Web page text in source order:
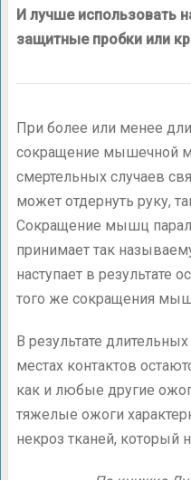
И лучше использовать
защитные пробки или
При более или менее
сокращение мышечной
смертельных случаев
может отдернуть руку,
Сокращение мышц
принимает так
наступает в результате
того же сокращения
В результате
местах контактов
как и любые другие
тяжелые ожоги
некроз тканей, который